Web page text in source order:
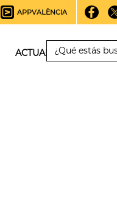
APPVALÈNCIA
ACTUALIDAD